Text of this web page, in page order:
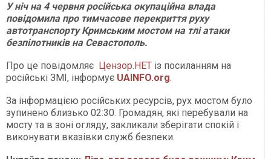
У ніч на 4 червня російська окупаційна влада
повідомила про тимчасове перекриття руху
автотранспорту Кримським мостом на тлі атаки
безпілотників на Севастополь.
Про це повідомляє Цензор.НЕТ із посиланням на
російські ЗМІ, інформує UAINFO.org.
За інформацією російських ресурсів, рух мостом було
зупинено близько 02:30. Громадян, які перебували на
мосту та в зоні огляду, закликали зберігати спокій і
виконувати вказівки служб безпеки.